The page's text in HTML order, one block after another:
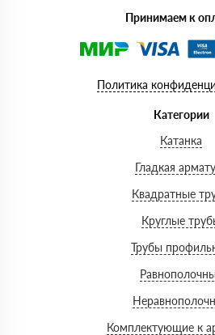
Принимаем к
Политика
Категории
Катанка
Гладкая
Квадратные
Круглые
Трубы
Комплектующие к